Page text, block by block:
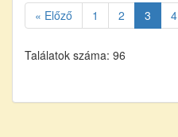
« Előző 1 2 3 4
Találatok száma: 96